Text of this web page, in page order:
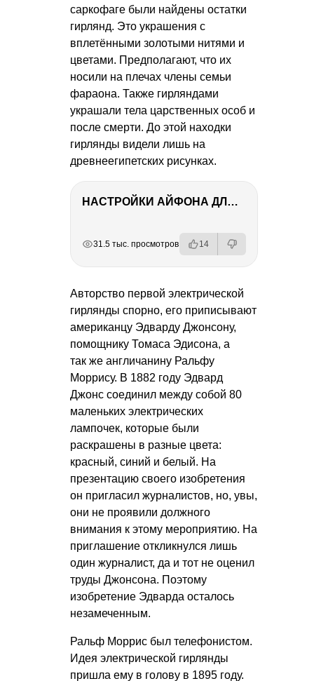
саркофаге были найдены остатки
гирлянд. Это украшения с
вплетёнными золотыми нитями и
цветами. Предполагают, что их
носили на плечах члены семьи
фараона. Также гирляндами
украшали тела царственных особ и
после смерти. До этой находки
гирлянды видели лишь на
древнеегипетских рисунках.
НАСТРОЙКИ АЙФОНА ДЛЯ ФОТО И ВИДЕО
31.5 тыс. просмотров 14
Авторство первой электрической
гирлянды спорно, его приписывают
американцу Эдварду Джонсону,
помощнику Томаса Эдисона, а
так же англичанину Ральфу
Моррису. В 1882 году Эдвард
Джонс соединил между собой 80
маленьких электрических
лампочек, которые были
раскрашены в разные цвета:
красный, синий и белый. На
презентацию своего изобретения
он пригласил журналистов, но, увы,
они не проявили должного
внимания к этому мероприятию. На
приглашение откликнулся лишь
один журналист, да и тот не оценил
труды Джонсона. Поэтому
изобретение Эдварда осталось
незамеченным.
Ральф Моррис был телефонистом.
Идея электрической гирлянды
пришла ему в голову в 1895 году.